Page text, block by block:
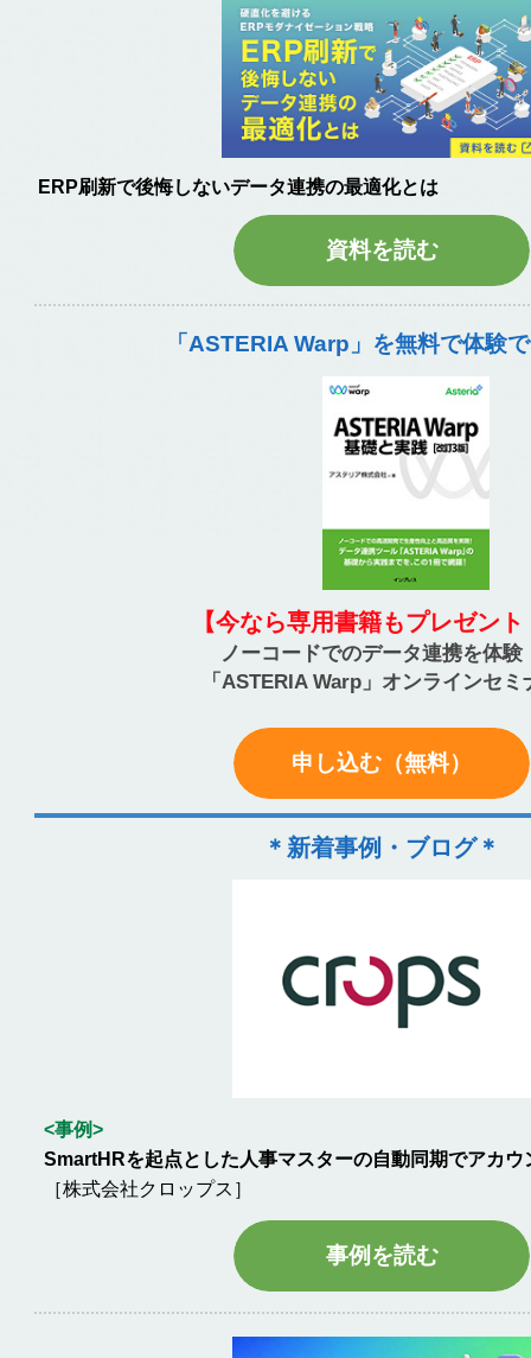
ERP刷新で後悔しないデータ連携の最適化とは
資料を読む
「ASTERIA Warp」を無料で体験
【今なら専用書籍もプレゼン
ノーコードでのデータ連携を体験
「ASTERIA Warp」オンラインセミ
申し込む（無料）
＊新着事例・ブログ＊
<事例>
SmartHRを起点とした人事マスターの自動同期でアカウ
［株式会社クロップス］
事例を読む